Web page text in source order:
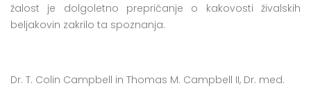
žalost je dolgoletno prepričanje o kakovosti živalskih
beljakovin zakrilo ta spoznanja.
Dr. T. Colin Campbell in Thomas M. Campbell II, Dr. med.